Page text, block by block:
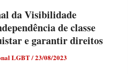
da Visibilidade
de classe
e garantir direitos
LGBT/23/08/2023